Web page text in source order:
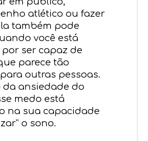
atlético ou fazer
também pode
você está
ser capaz de
parece tão
outras pessoas.
da ansiedade do
medo está
na sua capacidade
o sono.